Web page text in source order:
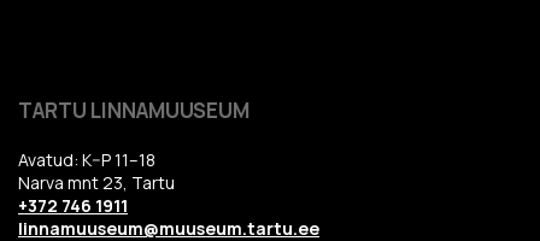
TARTU LINNAMUUSEUM
Avatud: K–P 11–18
Narva mnt 23, Tartu
+372 746 1911
linnamuuseum@muuseum.tartu.ee